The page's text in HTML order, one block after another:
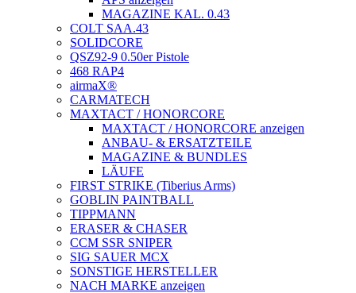
MAGAZINE KAL. 0.43
COLT SAA.43
SOLIDCORE
QSZ92-9 0.50er Pistole
468 RAP4
airmaX®
CARMATECH
MAXTACT / HONORCORE
MAXTACT / HONORCORE anzeigen
ANBAU- & ERSATZTEILE
MAGAZINE & BUNDLES
LÄUFE
FIRST STRIKE (Tiberius Arms)
GOBLIN PAINTBALL
TIPPMANN
ERASER & CHASER
CCM SSR SNIPER
SIG SAUER MCX
SONSTIGE HERSTELLER
NACH MARKE anzeigen